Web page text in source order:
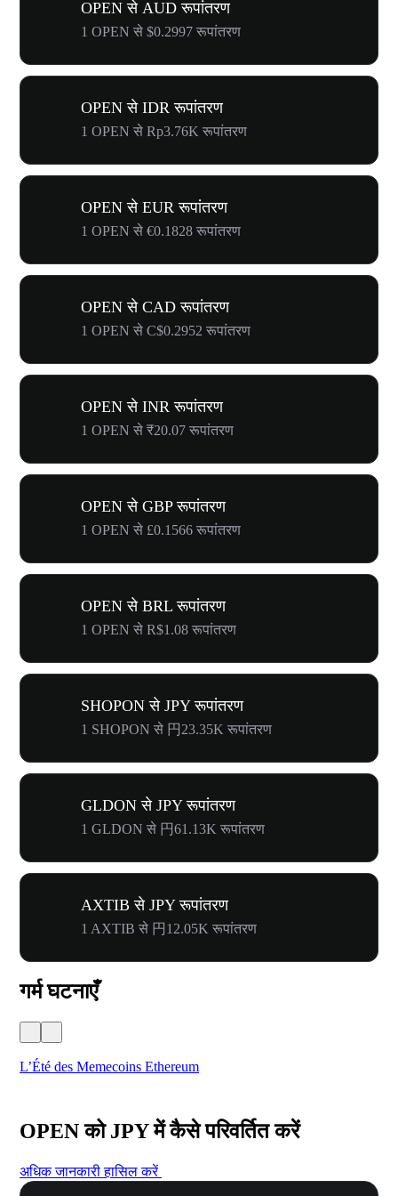
OPEN से AUD रूपांतरण
1 OPEN से $0.2997 रूपांतरण
OPEN से IDR रूपांतरण
1 OPEN से Rp3.76K रूपांतरण
OPEN से EUR रूपांतरण
1 OPEN से €0.1828 रूपांतरण
OPEN से CAD रूपांतरण
1 OPEN से C$0.2952 रूपांतरण
OPEN से INR रूपांतरण
1 OPEN से ₹20.07 रूपांतरण
OPEN से GBP रूपांतरण
1 OPEN से £0.1566 रूपांतरण
OPEN से BRL रूपांतरण
1 OPEN से R$1.08 रूपांतरण
SHOPON से JPY रूपांतरण
1 SHOPON से 円23.35K रूपांतरण
GLDON से JPY रूपांतरण
1 GLDON से 円61.13K रूपांतरण
AXTIB से JPY रूपांतरण
1 AXTIB से 円12.05K रूपांतरण
गर्म घटनाएँ
L’Été des Memecoins Ethereum
OPEN को JPY में कैसे परिवर्तित करें
अधिक जानकारी हासिल करें